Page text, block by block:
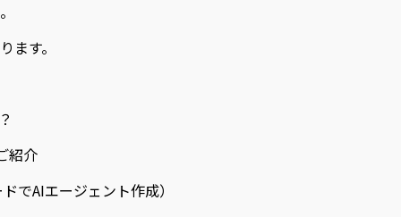
ます。
紹介
でAIエージェント作成）